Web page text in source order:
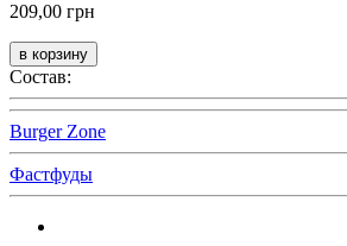
209,00 грн
Состав:
Burger Zone
Фастфуды